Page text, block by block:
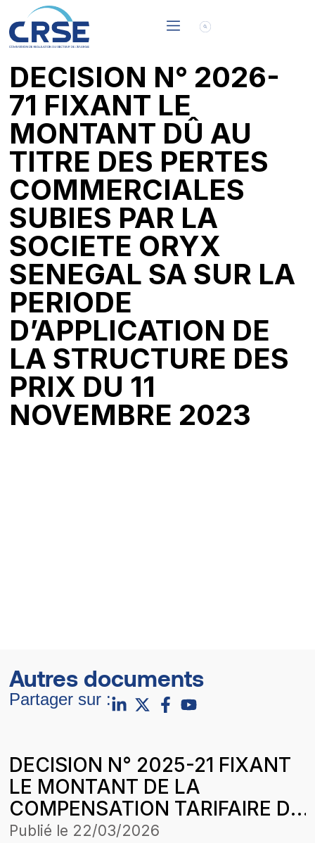
DECISION N° 2026-
71 FIXANT LE
MONTANT DÛ AU
TITRE DES PERTES
COMMERCIALES
SUBIES PAR LA
SOCIETE ORYX
SENEGAL SA SUR LA
PERIODE
D’APPLICATION DE
LA STRUCTURE DES
PRIX DU 11
NOVEMBRE 2023
Autres documents
Partager sur :
DECISION N° 2025-21 FIXANT
LE MONTANT DE LA
COMPENSATION TARIFAIRE DU
MOIS D’AVRIL 2024 DE
Publié le 22/03/2026